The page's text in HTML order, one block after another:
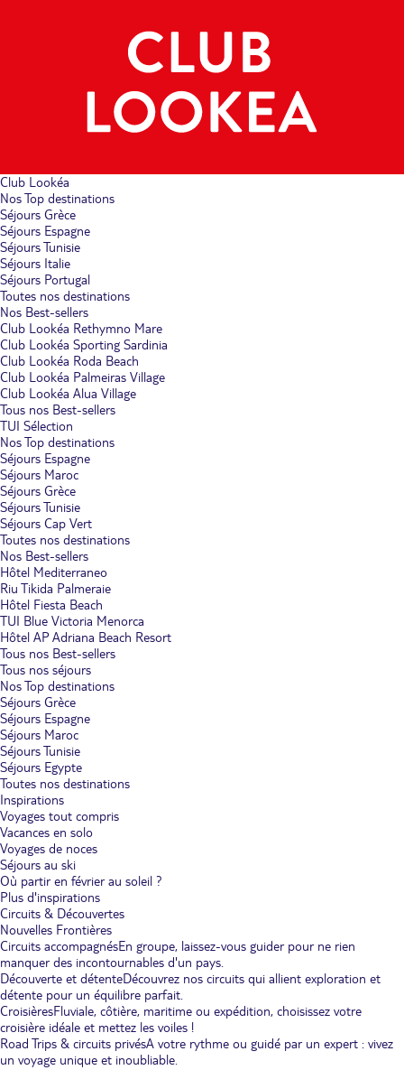
Club Lookéa
Nos Top destinations
Séjours Grèce
Séjours Espagne
Séjours Tunisie
Séjours Italie
Séjours Portugal
Toutes nos destinations
Nos Best-sellers
Club Lookéa Rethymno Mare
Club Lookéa Sporting Sardinia
Club Lookéa Roda Beach
Club Lookéa Palmeiras Village
Club Lookéa Alua Village
Tous nos Best-sellers
TUI Sélection
Nos Top destinations
Séjours Espagne
Séjours Maroc
Séjours Grèce
Séjours Tunisie
Séjours Cap Vert
Toutes nos destinations
Nos Best-sellers
Hôtel Mediterraneo
Riu Tikida Palmeraie
Hôtel Fiesta Beach
TUI Blue Victoria Menorca
Hôtel AP Adriana Beach Resort
Tous nos Best-sellers
Tous nos séjours
Nos Top destinations
Séjours Grèce
Séjours Espagne
Séjours Maroc
Séjours Tunisie
Séjours Egypte
Toutes nos destinations
Inspirations
Voyages tout compris
Vacances en solo
Voyages de noces
Séjours au ski
Où partir en février au soleil ?
Plus d'inspirations
Circuits & Découvertes
Nouvelles Frontières
Circuits accompagnésEn groupe, laissez-vous guider pour ne rien
manquer des incontournables d'un pays.
Découverte et détenteDécouvrez nos circuits qui allient exploration et
détente pour un équilibre parfait.
CroisièresFluviale, côtière, maritime ou expédition, choisissez votre
croisière idéale et mettez les voiles !
Road Trips & circuits privésA votre rythme ou guidé par un expert : vivez
un voyage unique et inoubliable.